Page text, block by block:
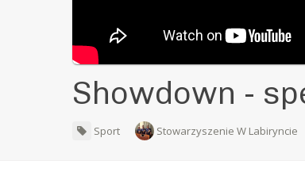
Showdown -
Sport Stowarzyszenie W Labiryncie